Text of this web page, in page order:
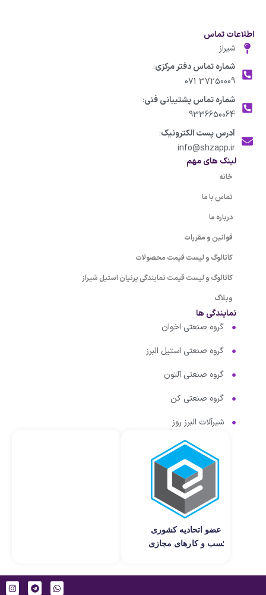
اطلاعات تماس
شیراز
شماره تماس دفتر مرکزی:
37250009 071
شماره تماس پشتیبانی فنی:
9336650064
آدرس پست الکترونیک:
info@shzapp.ir
لینک های مهم
خانه
تماس با ما
درباره ما
قوانین و مقررات
کاتالوگ و لیست قیمت محصولات
کاتالوگ و لیست قیمت نمایندگی پرنیان استیل شیراز
وبلاگ
نمایندگی ها
گروه صنعتی اخوان
گروه صنعتی استیل البرز
گروه صنعتی آلتون
گروه صنعتی کن
شیرآلات البرز روز